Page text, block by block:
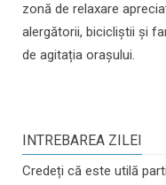
zonă de relaxare
alergătorii, bicicliștii și
de agitația orașului.
INTREBAREA ZILEI
Credeți că este utilă